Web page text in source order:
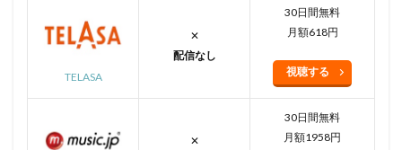
TELASA
✕
配信なし
30日間無料
月額618円
視聴する
✕
30日間無料
月額1958円